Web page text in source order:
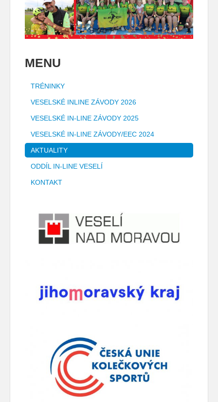
MENU
TRÉNINKY
VESELSKÉ INLINE ZÁVODY 2026
VESELSKÉ IN-LINE ZÁVODY 2025
VESELSKÉ IN-LINE ZÁVODY/EEC 2024
AKTUALITY
ODDÍL IN-LINE VESELÍ
KONTAKT